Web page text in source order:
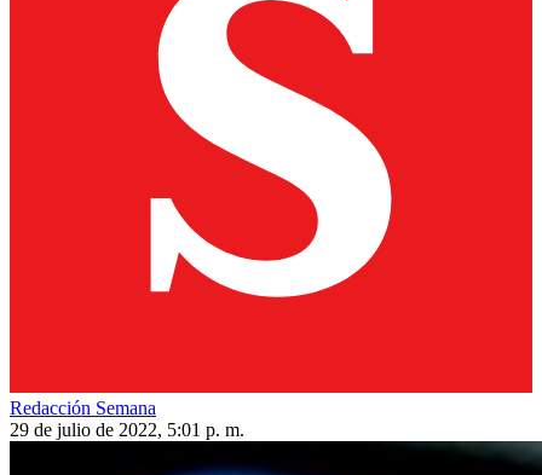
Redacción Semana
29 de julio de 2022, 5:01 p. m.